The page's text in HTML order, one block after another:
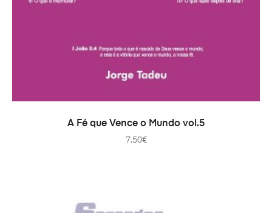
ADICIONAR
A Fé que Vence o Mundo vol.5
7.50€